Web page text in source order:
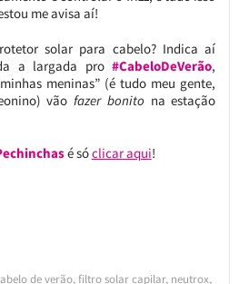
me avisa aí!
solar para cabelo? Indica aí
a largada pro#CabeloDeVerão,
meninas” (é tudo meu gente,
vão fazer bonito na estação
é sóclicar aqui!
de verão,filtro solar capilar, neutrox,